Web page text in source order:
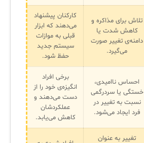
تلاش برای مذاکره و
کاهش شدت یا
دامنه‌ی تغییر صورت
می‌گیرد.
کارکنان پیشنهاد
می‌دهند که ابزار
قبلی به موازات
سیستم جدید
حفظ شود.
احساس ناامیدی،
خستگی یا سردرگمی
نسبت به تغییر در
فرد ایجاد می‌شود.
برخی افراد
انگیزه‌ی خود را از
دست می‌دهند و
عملکردشان
کاهش می‌یابد.
تغییر به عنوان
مشتریان
ManageEngine
ممتاز
شبکه